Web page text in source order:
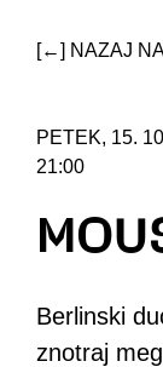
[←] NAZAJ
PETEK, 15.
21:00
Berlinski
znotraj